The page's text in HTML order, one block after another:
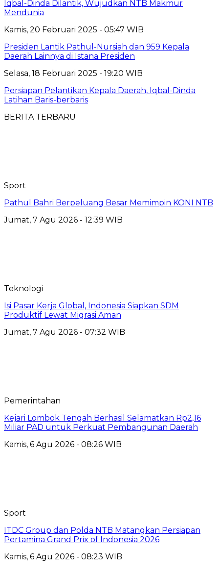
Iqbal-Dinda Dilantik, Wujudkan NTB Makmur
Mendunia
Kamis, 20 Februari 2025 - 05:47 WIB
Presiden Lantik Pathul-Nursiah dan 959 Kepala
Daerah Lainnya di Istana Presiden
Selasa, 18 Februari 2025 - 19:20 WIB
Persiapan Pelantikan Kepala Daerah, Iqbal-Dinda
Latihan Baris-berbaris
BERITA TERBARU
Sport
Pathul Bahri Berpeluang Besar Memimpin KONI NTB
Jumat, 7 Agu 2026 - 12:39 WIB
Teknologi
​Isi Pasar Kerja Global, Indonesia Siapkan SDM
Produktif Lewat Migrasi Aman
Jumat, 7 Agu 2026 - 07:32 WIB
Pemerintahan
Kejari Lombok Tengah Berhasil Selamatkan Rp2,16
Miliar PAD untuk Perkuat Pembangunan Daerah
Kamis, 6 Agu 2026 - 08:26 WIB
Sport
ITDC Group dan Polda NTB Matangkan Persiapan
Pertamina Grand Prix of Indonesia 2026
Kamis, 6 Agu 2026 - 08:23 WIB